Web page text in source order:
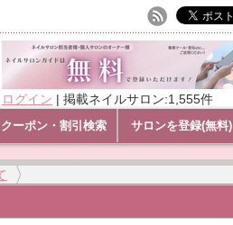
クーポン・割引検索 サロンを登録(無料)
ログイン | 掲載ネイルサロン:1,555件